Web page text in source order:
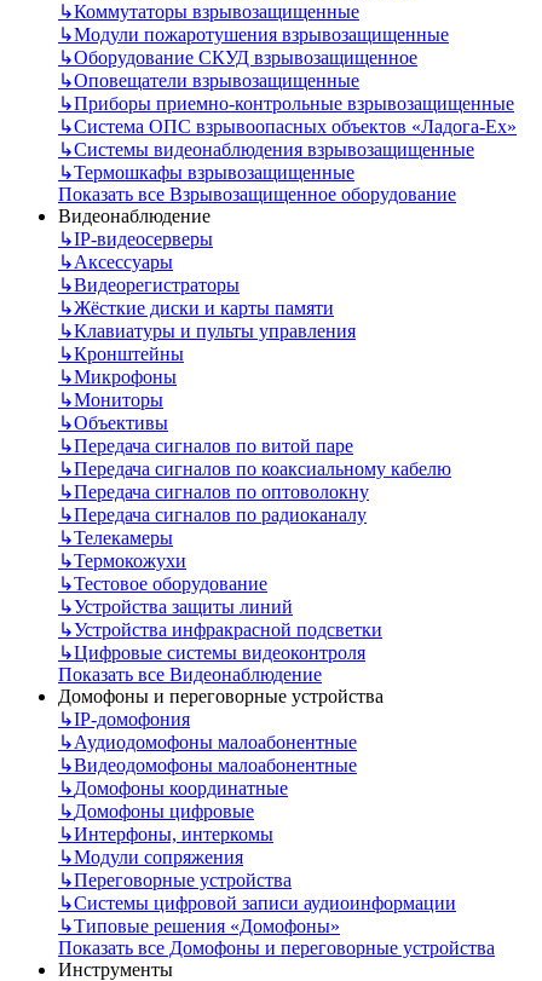
↳Коммутаторы взрывозащищенные
↳Модули пожаротушения взрывозащищенные
↳Оборудование СКУД взрывозащищенное
↳Оповещатели взрывозащищенные
↳Приборы приемно-контрольные взрывозащищенные
↳Система ОПС взрывоопасных объектов «Ладога-Ex»
↳Системы видеонаблюдения взрывозащищенные
↳Термошкафы взрывозащищенные
Показать все Взрывозащищенное оборудование
Видеонаблюдение
↳IP-видеосерверы
↳Аксессуары
↳Видеорегистраторы
↳Жёсткие диски и карты памяти
↳Клавиатуры и пульты управления
↳Кронштейны
↳Микрофоны
↳Мониторы
↳Объективы
↳Передача сигналов по витой паре
↳Передача сигналов по коаксиальному кабелю
↳Передача сигналов по оптоволокну
↳Передача сигналов по радиоканалу
↳Телекамеры
↳Термокожухи
↳Тестовое оборудование
↳Устройства защиты линий
↳Устройства инфракрасной подсветки
↳Цифровые системы видеоконтроля
Показать все Видеонаблюдение
Домофоны и переговорные устройства
↳IP-домофония
↳Аудиодомофоны малоабонентные
↳Видеодомофоны малоабонентные
↳Домофоны координатные
↳Домофоны цифровые
↳Интерфоны, интеркомы
↳Модули сопряжения
↳Переговорные устройства
↳Системы цифровой записи аудиоинформации
↳Типовые решения «Домофоны»
Показать все Домофоны и переговорные устройства
Инструменты